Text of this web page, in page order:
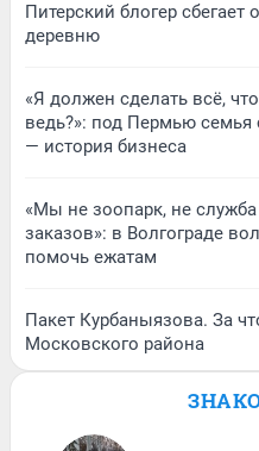
Питерский блогер сбегает
деревню
«Я должен сделать всё,
ведь?»: под Пермью
— история бизнеса
«Мы не зоопарк, не
заказов»: в Волгограде
помочь ежатам
Пакет Курбаныязова. За
Московского района